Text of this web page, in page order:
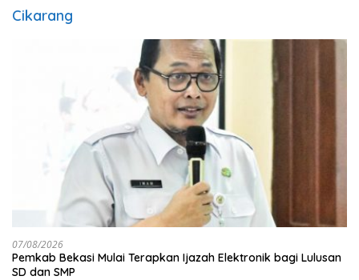
Cikarang
07/08/2026
Pemkab Bekasi Mulai Terapkan Ijazah Elektronik bagi Lulusan
SD dan SMP